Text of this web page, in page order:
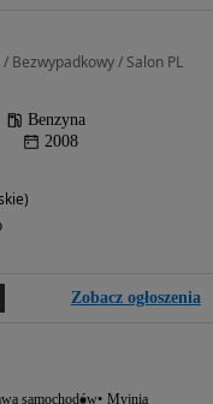
Bezwypadkowy / Salon PL
Benzyna
2008
Zobacz ogłoszenia
samochodów Myjnia